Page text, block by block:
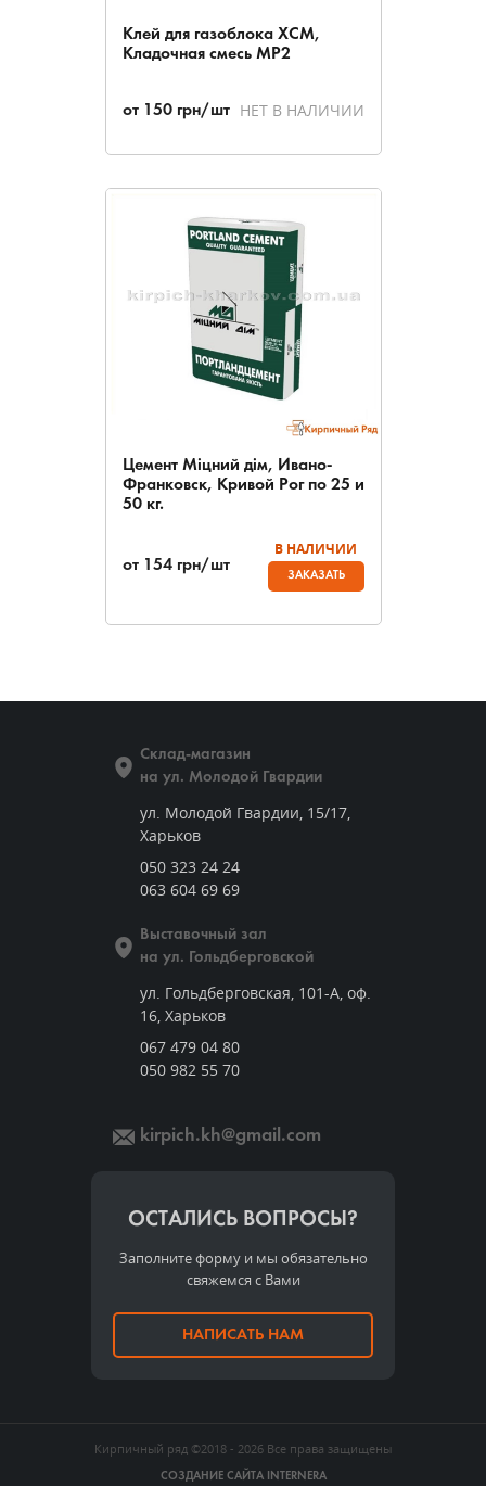
Клей для газоблока ХСМ,
Кладочная смесь МР2
от 150 грн/шт НЕТ В НАЛИЧИИ
Цемент Міцний дім, Ивано-
Франковск, Кривой Рог по 25 и
50 кг.
от 154 грн/шт
В НАЛИЧИИ
ЗАКАЗАТЬ
Склад-магазин
на ул. Молодой Гвардии
ул. Молодой Гвардии, 15/17,
Харьков
050 323 24 24
063 604 69 69
Выставочный зал
на ул. Гольдберговской
ул. Гольдберговская, 101-А, оф.
16, Харьков
067 479 04 80
050 982 55 70
kirpich.kh@gmail.com
ОСТАЛИСЬ ВОПРОСЫ?
Заполните форму и мы обязательно
свяжемся с Вами
НАПИСАТЬ НАМ
Кирпичный ряд ©2018 - 2026 Все права защищены
СОЗДАНИЕ САЙТА INTERNERA